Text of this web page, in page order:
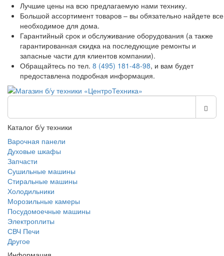
Лучшие цены на всю предлагаемую нами технику.
Большой ассортимент товаров – вы обязательно найдете все
необходимое для дома.
Гарантийный срок и обслуживание оборудования (а также
гарантированная скидка на последующие ремонты и
запасные части для клиентов компании).
Обращайтесь по тел. 8 (495) 181-48-98, и вам будет
предоставлена подробная информация.
Каталог б/у техники
Варочная панели
Духовые шкафы
Запчасти
Сушильные машины
Стиральные машины
Холодильники
Морозильные камеры
Посудомоечные машины
Электроплиты
СВЧ Печи
Другое